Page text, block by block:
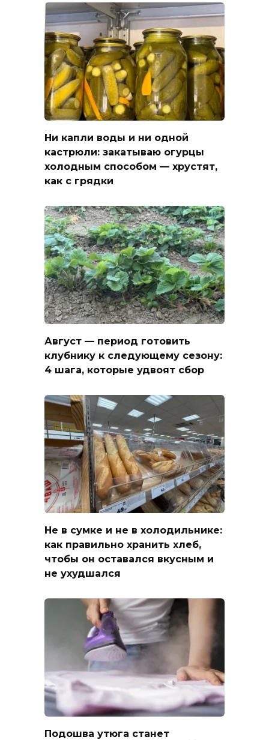
Ни капли воды и ни одной
кастрюли: закатываю огурцы
холодным способом — хрустят,
как с грядки
Август — период готовить
клубнику к следующему сезону:
4 шага, которые удвоят сбор
Не в сумке и не в холодильнике:
как правильно хранить хлеб,
чтобы он оставался вкусным и
не ухудшался
Подошва утюга станет